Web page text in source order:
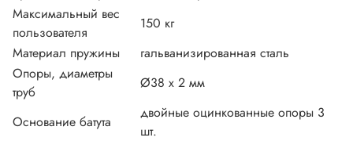
Максимальный вес
пользователя
150 кг
Материал пружины
гальванизированная сталь
Опоры, диаметры
труб
Ø38 х 2 мм
Основание батута
двойные оцинкованные опоры 3
шт.